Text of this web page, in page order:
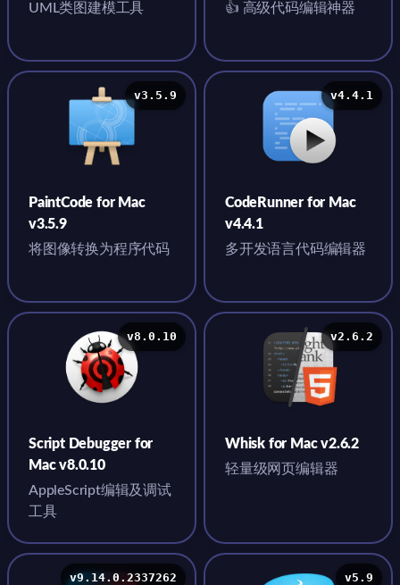
UML类图建模工具
👍 高级代码编辑神器
v3.5.9
PaintCode for Mac
v3.5.9
将图像转换为程序代码
v4.4.1
CodeRunner for Mac
v4.4.1
多开发语言代码编辑器
v8.0.10
Script Debugger for
Mac v8.0.10
AppleScript编辑及调试
工具
v2.6.2
Whisk for Mac v2.6.2
轻量级网页编辑器
v9.14.0.2337262 v5.9